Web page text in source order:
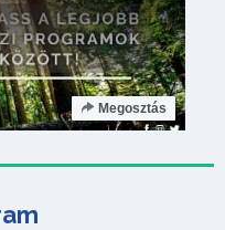
Megosztás